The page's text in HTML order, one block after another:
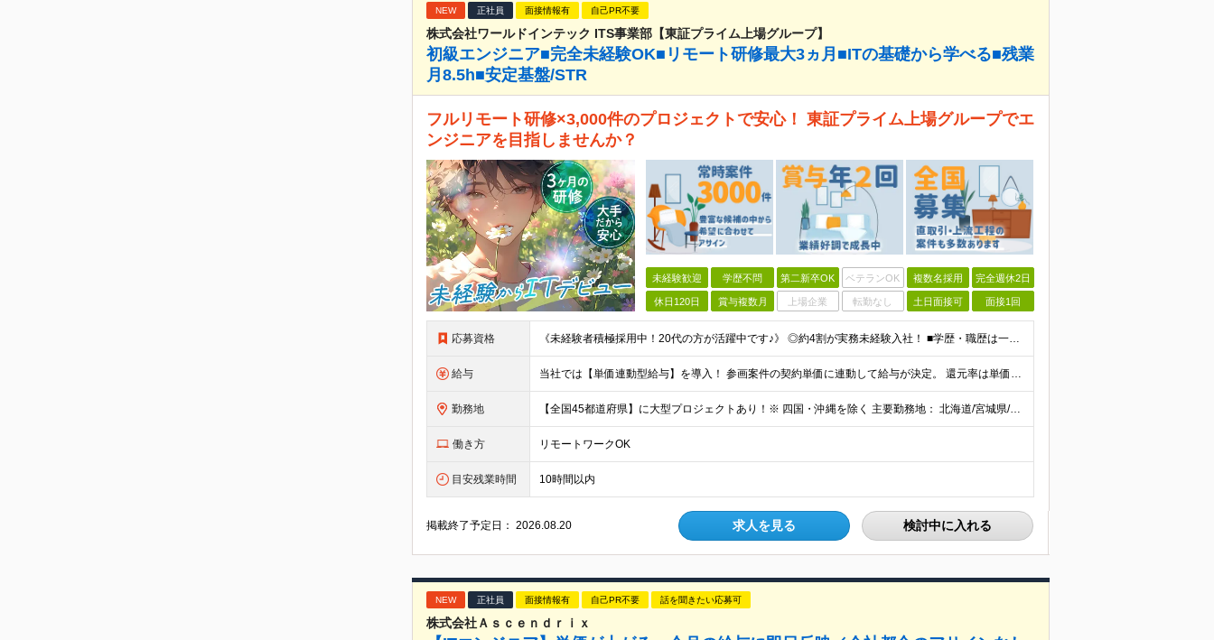
NEW 正社員 面接情報有 自己PR不要
株式会社ワールドインテック ITS事業部【東証プライム上場グループ】
初級エンジニア■完全未経験OK■リモート研修最大3ヵ月■ITの基礎から学べる■残業
月8.5h■安定基盤/STR
フルリモート研修×3,000件のプロジェクトで安心！ 東証プライム上場グループでエ
ンジニアを目指しませんか？
未経験歓迎 学歴不問 第二新卒OK ベテランOK 複数名採用 完全週休2日
休日120日 賞与複数月 上場企業 転勤なし 土日面接可 面接1回
応募資格 《未経験者積極採用中！20代の方が活躍中です♪》 ◎約4割が実務未経験入社！ ■学歴・職歴は一切問いません！ ■第二新卒の方もお気軽にご相談ください♪ ■入社してから数年は、転勤の可能性があります
給与 当社では【単価連動型給与】を導入！ 参画案件の契約単価に連動して給与が決定。 還元率は単価の【70％～80％】と東証プライム上場グループとして高水準です！（社会保険料・教育コスト含む） ■関東：月給
勤務地 【全国45都道府県】に大型プロジェクトあり！※ 四国・沖縄を除く 主要勤務地： 北海道/宮城県/栃木県/埼玉県/千葉県/東京都/神奈川県/愛知県/大阪府/京都府/兵庫県/広島県/福岡県/熊本県 ※勤
働き方 リモートワークOK
目安残業時間 10時間以内
掲載終了予定日：2026.08.20 求人を見る 検討中に入れる
NEW 正社員 面接情報有 自己PR不要 話を聞きたい応募可
株式会社Ａｓｃｅｎｄｒｉｘ